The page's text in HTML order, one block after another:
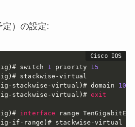
定）の設定:
switch 1 priority 15
stackwise-virtual)# domain 100
stackwise-virtual)# exit
interface range
if-range)# stackwise-virtual